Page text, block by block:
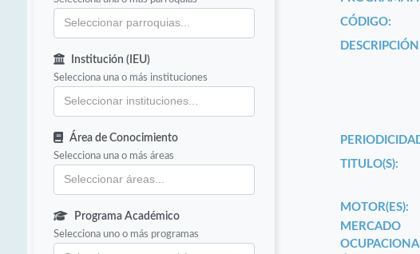
Institución (IEU)
Selecciona una o más instituciones
Área de Conocimiento
Selecciona una o más áreas
Programa Académico
Selecciona uno o más programas
CÓDIGO:
TITULO(S):
MOTOR(ES):
MERCADO